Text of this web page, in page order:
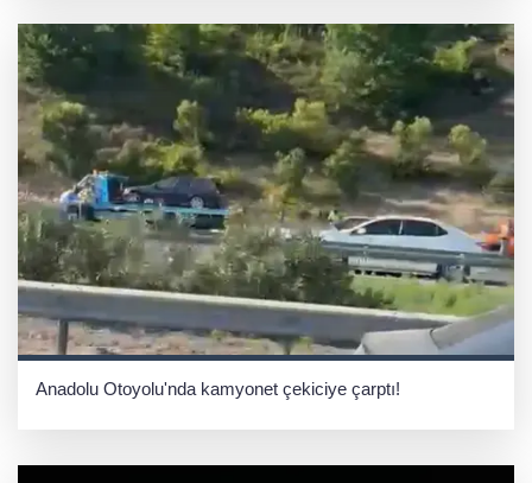
Anadolu Otoyolu'nda kamyonet çekiciye çarptı!